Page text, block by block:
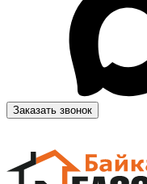
Заказать звонок